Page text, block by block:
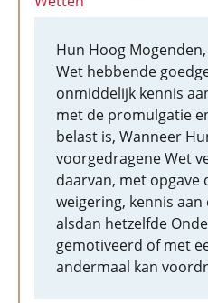
Hun Hoog
Wet hebbende
onmiddelijk kennis
met de promulgatie
belast is, Wanneer
voorgedragene Wet
daarvan, met opgave
weigering, kennis
alsdan hetzelfde
gemotiveerd of met
andermaal kan